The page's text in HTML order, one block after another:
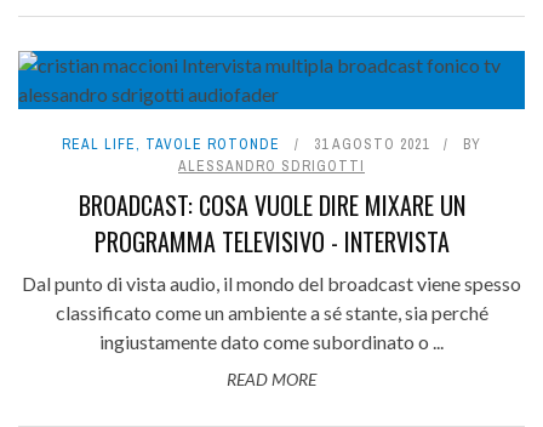
REAL LIFE, TAVOLE ROTONDE 31 AGOSTO 2021
BY
ALESSANDRO SDRIGOTTI
BROADCAST: COSA VUOLE DIRE MIXARE UN
PROGRAMMA TELEVISIVO - INTERVISTA
Dal punto di vista audio, il mondo del broadcast viene spesso
classificato come un ambiente a sé stante, sia perché
ingiustamente dato come subordinato o ...
READ MORE